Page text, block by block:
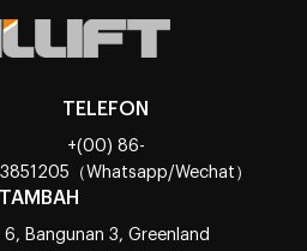
TELEFON
+(00) 86-
（Whatsapp/Wechat）
TAMBAH
Bangunan 3, Greenland